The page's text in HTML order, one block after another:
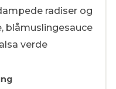
radiser og
blåmuslingesauce
verde